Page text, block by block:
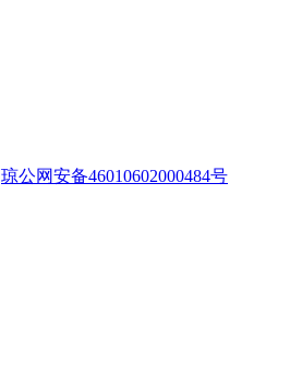
琼公网安备46010602000484号